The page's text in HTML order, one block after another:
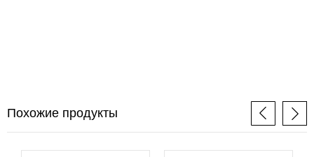
Похожие продукты